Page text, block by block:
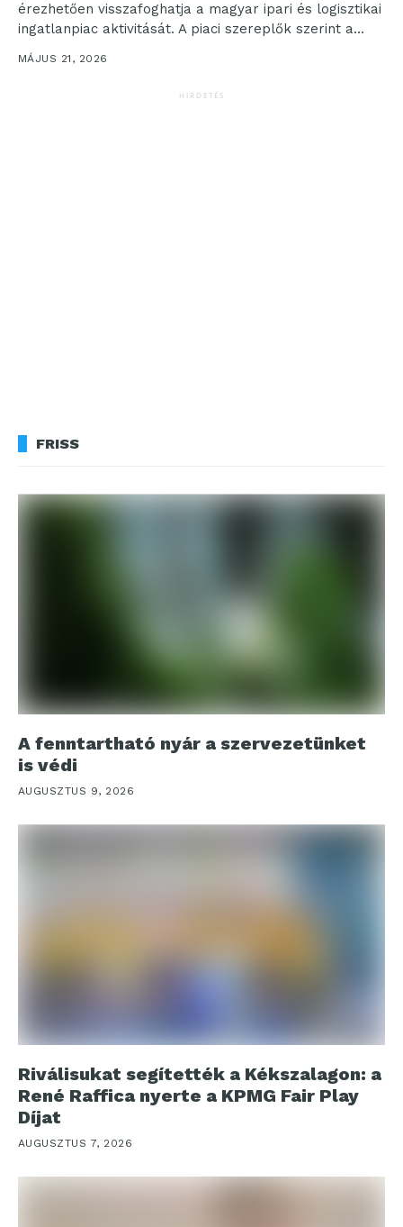
érezhetően visszafoghatja a magyar ipari és logisztikai
ingatlanpiac aktivitását. A piaci szereplők szerint a
következő hónapokban a...
MÁJUS 21, 2026
HIRDETÉS
FRISS
A fenntartható nyár a szervezetünket
is védi
AUGUSZTUS 9, 2026
Riválisukat segítették a Kékszalagon: a
René Raffica nyerte a KPMG Fair Play
Díjat
AUGUSZTUS 7, 2026